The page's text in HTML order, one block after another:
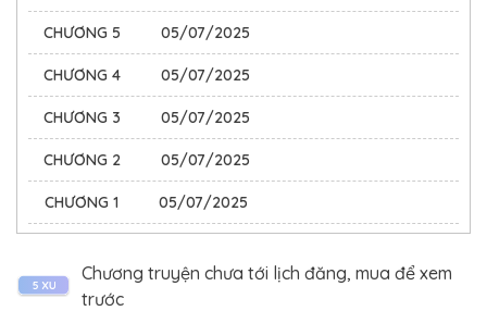
CHƯƠNG 5 05/07/2025
CHƯƠNG 4 05/07/2025
CHƯƠNG 3 05/07/2025
CHƯƠNG 2 05/07/2025
CHƯƠNG 1 05/07/2025
Chương truyện chưa tới lịch đăng, mua để xem
trước